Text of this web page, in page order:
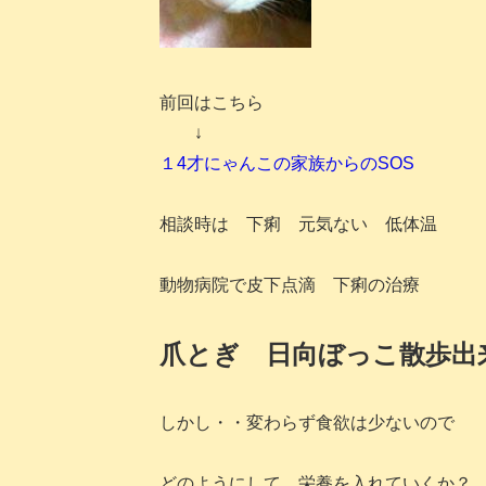
前回はこちら
↓
１4才にゃんこの家族からのSOS
相談時は 下痢 元気ない 低体温
動物病院で皮下点滴 下痢の治療
爪とぎ 日向ぼっこ散歩出
しかし・・変わらず食欲は少ないので